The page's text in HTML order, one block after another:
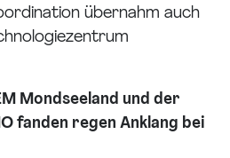
übernahm auch
Mondseeland und der
fanden regen Anklang bei